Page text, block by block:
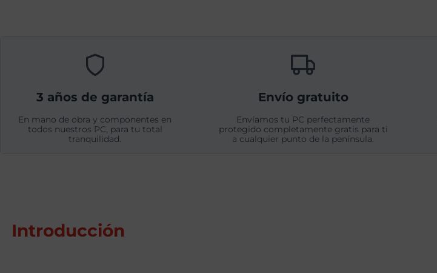
3 años de garantía
En mano de obra y componentes en
todos nuestros PC, para tu total
tranquilidad.
Envío gratuito
Envíamos tu PC perfectamente
protegido completamente gratis para ti
a cualquier punto de la península.
Introducción